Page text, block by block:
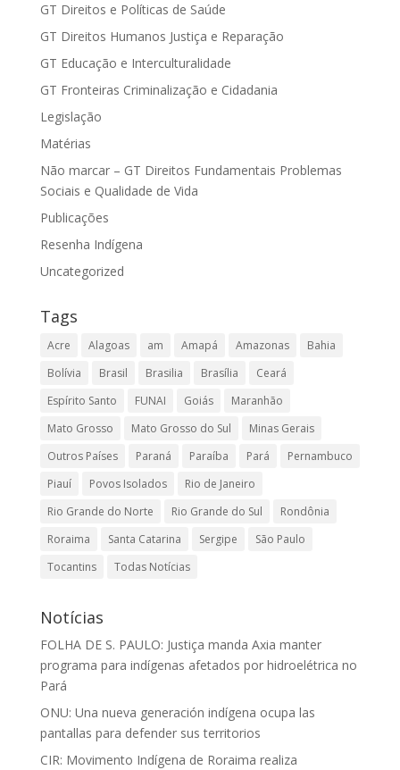
GT Direitos e Políticas de Saúde
GT Direitos Humanos Justiça e Reparação
GT Educação e Interculturalidade
GT Fronteiras Criminalização e Cidadania
Legislação
Matérias
Não marcar – GT Direitos Fundamentais Problemas
Sociais e Qualidade de Vida
Publicações
Resenha Indígena
Uncategorized
Tags
Acre Alagoas am Amapá Amazonas
Bahia
Bolívia
Brasil Brasilia Brasília
Ceará
Espírito Santo
FUNAI Goiás
Maranhão
Mato Grosso
Mato Grosso do Sul
Minas Gerais
Outros Países
Paraná Paraíba Pará
Pernambuco
Piauí
Povos Isolados
Rio de Janeiro
Rio Grande do Norte
Rio Grande do Sul
Rondônia
Roraima
Santa Catarina Sergipe
São Paulo
Tocantins
Todas Notícias
Notícias
FOLHA DE S. PAULO: Justiça manda Axia manter
programa para indígenas afetados por hidroelétrica no
Pará
ONU: Una nueva generación indígena ocupa las
pantallas para defender sus territorios
CIR: Movimento Indígena de Roraima realiza